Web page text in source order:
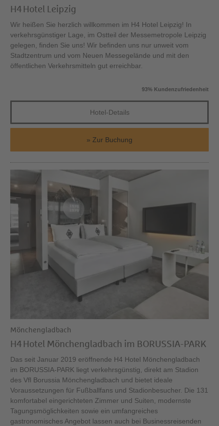
H4 Hotel Leipzig
Wir heißen Sie herzlich willkommen im H4 Hotel Leipzig! In
verkehrsgünstiger Lage, im Ostteil der Messemetropole Leipzig
gelegen, finden Sie uns! Wir befinden uns nur unweit vom
Stadtzentrum und vom Neuen Messegelände und mit den
öffentlichen Verkehrsmitteln gut erreichbar.
93% Kundenzufriedenheit
Hotel-Details
Zur Buchung
Mönchengladbach
H4 Hotel Mönchengladbach im BORUSSIA-PARK
Das seit Januar 2019 eröffnende H4 Hotel Mönchengladbach
im BORUSSIA-PARK liegt verkehrsgünstig, direkt am Stadion
des Vfl Borussia Mönchengladbach und bietet ideale
Voraussetzungen für Fußballfans und Stadionbesucher. Die 131
komfortabel eingerichteten Zimmer und Suiten, modernste
Tagungsmöglichkeiten sowie ein umfangreiches
gastronomisches Angebot lassen auch bei Businessreisenden